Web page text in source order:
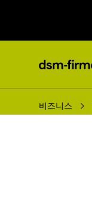
비즈니스